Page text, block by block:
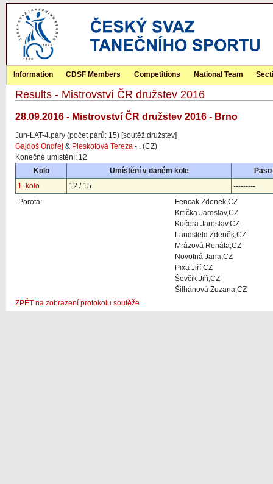
Information CDSF Members Competitions National Team
Results - Mistrovství ČR družstev 2016
28.09.2016 - Mistrovství ČR družstev 2016 - Brno
Jun-LAT-4.páry (počet párů: 15) [soutěž družstev]
Gajdoš Ondřej & Pleskotová Tereza - . (CZ)
Konečné umístění: 12
Kolo
Umístění v daném kole
1. kolo
12 / 15
---------
Porota:
Fencak Zdenek,CZ
Krtička Jaroslav,CZ
Kučera Jaroslav,CZ
Landsfeld Zdeněk,CZ
Mrázová Renáta,CZ
Novotná Jana,CZ
Pixa Jiří,CZ
Ševčík Jiří,CZ
Šilhánová Zuzana,CZ
ZPĚT na zobrazení protokolu soutěže